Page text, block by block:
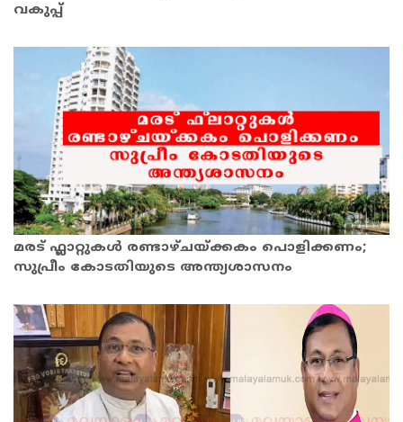
വകുപ്പ്
മരട് ഫ്ലാറ്റുകൾ രണ്ടാഴ്ചയ്ക്കകം പൊളിക്കണം;
സുപ്രീം കോടതിയുടെ അന്ത്യശാസനം